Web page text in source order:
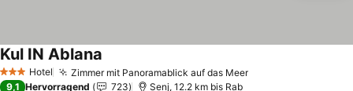
3 SterneHotel Zimmer mit Panoramablick auf das MeerPreise sehen
Kul IN Ablana
9,1 Hervorragend 723 Senj, 12.2 km bis Rab